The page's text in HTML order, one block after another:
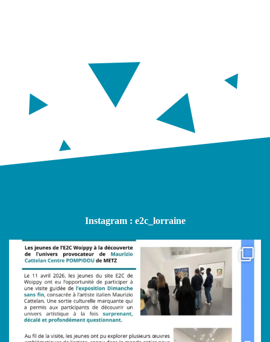
Instagram : e2c_lorraine